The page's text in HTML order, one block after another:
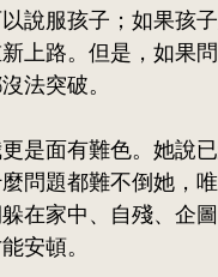
說服孩子；如果孩
上路。但是，如果
法突破。
是面有難色。她說
問題都難不倒她，
在家中、自殘、企
安頓。